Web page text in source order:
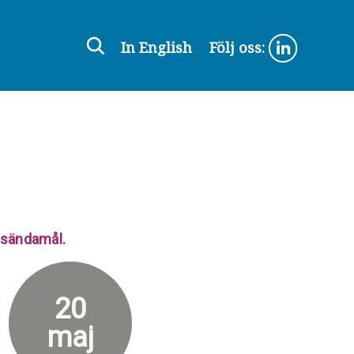
In English Följ oss:
20
maj